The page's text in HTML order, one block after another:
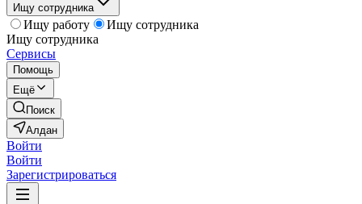
Ищу сотрудника
Ищу работу
Ищу сотрудника
Ищу сотрудника
Сервисы
Помощь
Ещё
Поиск
Алдан
Войти
Войти
Зарегистрироваться